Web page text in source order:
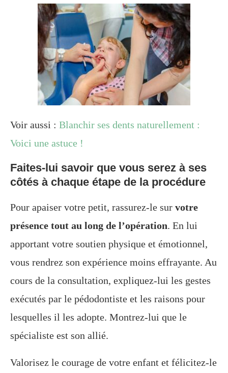
Voir aussi : Blanchir ses dents naturellement :
Voici une astuce !
Faites-lui savoir que vous serez à ses
côtés à chaque étape de la procédure
Pour apaiser votre petit, rassurez-le sur votre
présence tout au long de l’opération. En lui
apportant votre soutien physique et émotionnel,
vous rendrez son expérience moins effrayante. Au
cours de la consultation, expliquez-lui les gestes
exécutés par le pédodontiste et les raisons pour
lesquelles il les adopte. Montrez-lui que le
spécialiste est son allié.
Valorisez le courage de votre enfant et félicitez-le